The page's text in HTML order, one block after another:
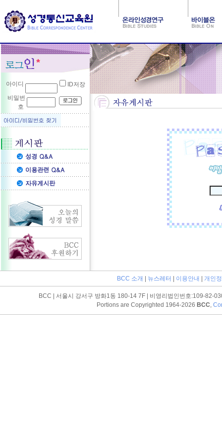
아이디
ID저장
비밀번
호
BCC 소개 뉴스레터 이용안내 개인
BCC | 서울시 강서구 방화1동 180-14 7F | 비영리법인번호:109-82-
Portions are Copyrighted 1964-2026 BCC,